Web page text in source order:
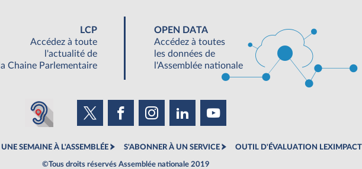
LCP
Accédez à toute
l'actualité de
la Chaine Parlementaire
OPEN DATA
Accédez à toutes
les données de
l'Assemblée nationale
UNE SEMAINE À L'ASSEMBLÉE S'ABONNER À UN SERVICE OUTIL D'ÉVALUATION LEXIMPACT
©Tous droits réservés Assemblée nationale 2019